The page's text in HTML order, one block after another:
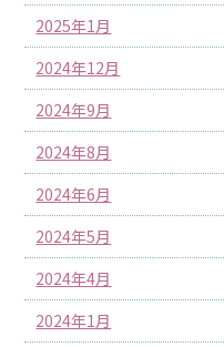
2025年1月
2024年12月
2024年9月
2024年8月
2024年6月
2024年5月
2024年4月
2024年1月